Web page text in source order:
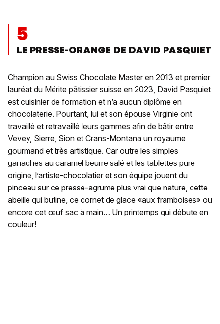
5
LE PRESSE-ORANGE DE DAVID PASQUIET
Champion au Swiss Chocolate Master en 2013 et premier
lauréat du Mérite pâtissier suisse en 2023, David Pasquiet
est cuisinier de formation et n’a aucun diplôme en
chocolaterie. Pourtant, lui et son épouse Virginie ont
travaillé et retravaillé leurs gammes afin de bâtir entre
Vevey, Sierre, Sion et Crans-Montana un royaume
gourmand et très artistique. Car outre les simples
ganaches au caramel beurre salé et les tablettes pure
origine, l’artiste-chocolatier et son équipe jouent du
pinceau sur ce presse-agrume plus vrai que nature, cette
abeille qui butine, ce cornet de glace «aux framboises» ou
encore cet œuf sac à main… Un printemps qui débute en
couleur!